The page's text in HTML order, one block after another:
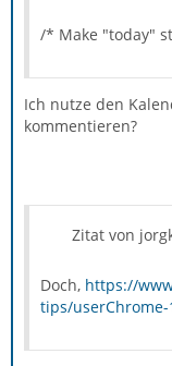
/* Make "today"
Ich nutze den
kommentieren?
Zitat von
Doch, https://
tips/userChrome-